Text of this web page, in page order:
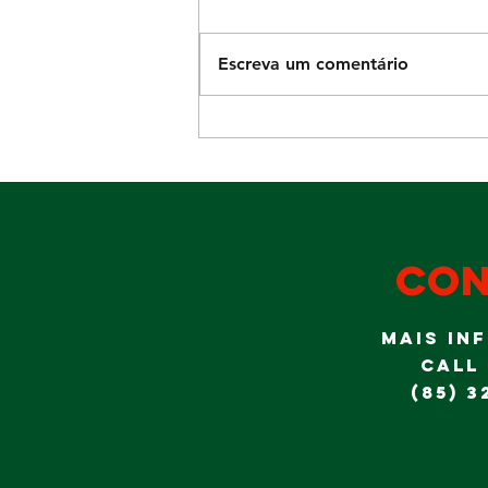
Diversão para
domingo Dia
Escreva um comentário
MAIS
CALL
(85)